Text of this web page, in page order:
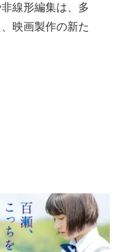
線形編集は、多
映画製作の新た